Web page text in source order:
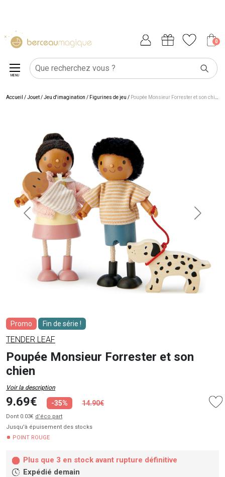
0
MENU
Accueil /Jouet/Jeu d'imagination / Figurines de jeu / Poupée Monsieur Forrester et son chien
Promo Fin de série !
TENDER LEAF
Poupée Monsieur Forrester et son
chien
Voir la description
9.69€ -35% 14.90€
Dont 0.03€ d’éco part
Jusqu'à épuisement des stocks
POINT ROUGE
Plus que 3 en stock avant rupture définitive
Expédié demain